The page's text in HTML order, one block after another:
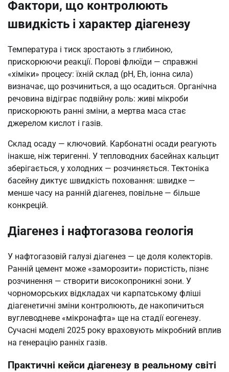
Фактори, що контролюють
швидкість і характер діагенезу
Температура і тиск зростають з глибиною,
прискорюючи реакції. Порові флюїди — справжні
«хіміки» процесу: їхній склад (pH, Eh, іонна сила)
визначає, що розчиниться, а що осадиться. Органічна
речовина відіграє подвійну роль: живі мікроби
прискорюють ранні зміни, а мертва маса стає
джерелом кислот і газів.
Склад осаду — ключовий. Карбонатні осади реагують
інакше, ніж теригенні. У тепловодних басейнах кальцит
зберігається, у холодних — розчиняється. Тектоніка
басейну диктує швидкість поховання: швидке —
менше часу на ранній діагенез, повільне — більше
конкрецій.
Діагенез і нафтогазова геологія
У нафтогазовій галузі діагенез — це доля колекторів.
Ранній цемент може «заморозити» пористість, пізнє
розчинення — створити високопроникні зони. У
чорноморських відкладах чи карпатському фліші
діагенетичні зміни контролюють, де накопичиться
вуглеводневе «мікронафта» ще на стадії еогенезу.
Сучасні моделі 2025 року враховують мікробний вплив
на генерацію ранніх газів.
Практичні кейси діагенезу в реальному світі